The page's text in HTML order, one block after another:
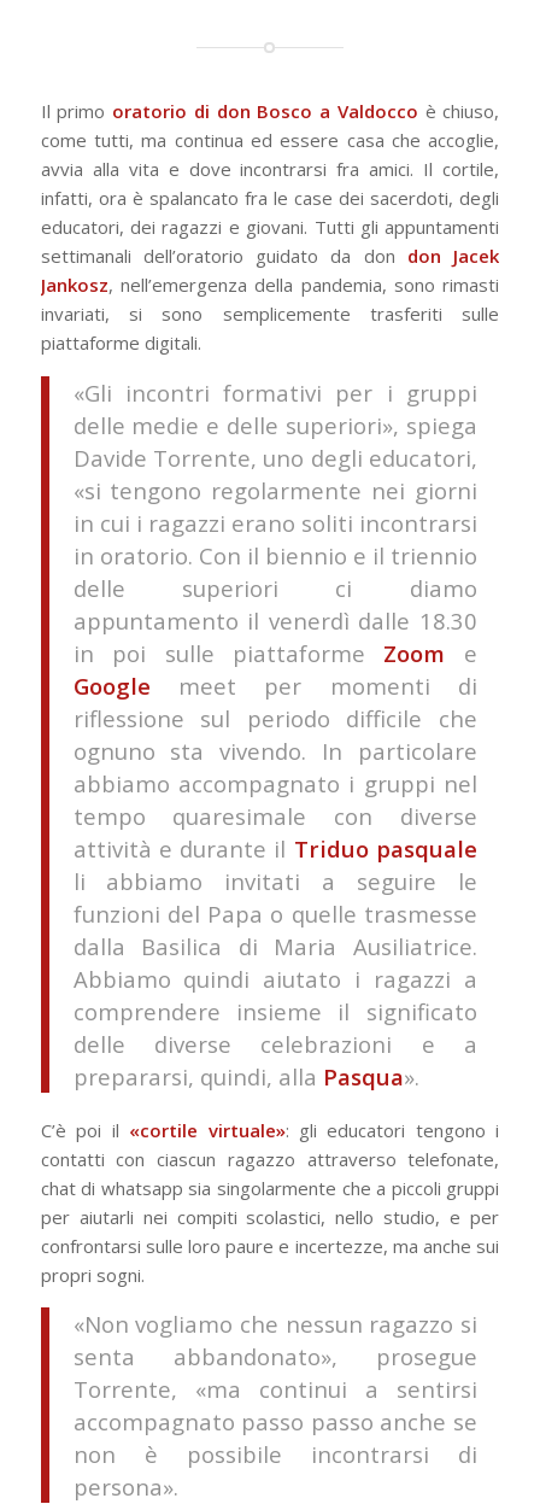
Il primo oratorio di don Bosco a Valdocco è chiuso,
come tutti, ma continua ed essere casa che accoglie,
avvia alla vita e dove incontrarsi fra amici. Il cortile,
infatti, ora è spalancato fra le case dei sacerdoti, degli
educatori, dei ragazzi e giovani. Tutti gli appuntamenti
settimanali dell’oratorio guidato da don don Jacek
Jankosz, nell’emergenza della pandemia, sono rimasti
invariati, si sono semplicemente trasferiti sulle
piattaforme digitali.
«Gli incontri formativi per i gruppi
delle medie e delle superiori», spiega
Davide Torrente, uno degli educatori,
«si tengono regolarmente nei giorni
in cui i ragazzi erano soliti incontrarsi
in oratorio. Con il biennio e il triennio
delle superiori ci diamo
appuntamento il venerdì dalle 18.30
in poi sulle piattaforme Zoom e
Google meet per momenti di
riflessione sul periodo difficile che
ognuno sta vivendo. In particolare
abbiamo accompagnato i gruppi nel
tempo quaresimale con diverse
attività e durante il Triduo pasquale
li abbiamo invitati a seguire le
funzioni del Papa o quelle trasmesse
dalla Basilica di Maria Ausiliatrice.
Abbiamo quindi aiutato i ragazzi a
comprendere insieme il significato
delle diverse celebrazioni e a
prepararsi, quindi, alla Pasqua».
C’è poi il «cortile virtuale»: gli educatori tengono i
contatti con ciascun ragazzo attraverso telefonate,
chat di whatsapp sia singolarmente che a piccoli gruppi
per aiutarli nei compiti scolastici, nello studio, e per
confrontarsi sulle loro paure e incertezze, ma anche sui
propri sogni.
«Non vogliamo che nessun ragazzo si
senta abbandonato», prosegue
Torrente, «ma continui a sentirsi
accompagnato passo passo anche se
non è possibile incontrarsi di
persona».